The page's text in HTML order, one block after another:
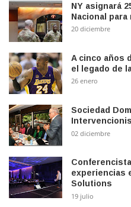
NY asignará
Nacional
20 diciembre
A cinco años
el legado de
26 enero
Sociedad
02 diciembre
experiencias
Solutions
19 julio